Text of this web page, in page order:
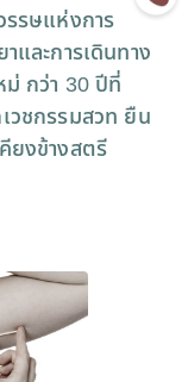
รษแห่งการ
าและการเดินทาง
ม่ กว่า 30 ปีที่
วชกรรมสวท ยืน
ยงข้างสตรี